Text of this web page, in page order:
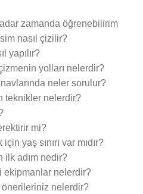
zamanda öğrenebilirim
nasıl çizilir?
yapılır?
yolları nelerdir?
neler sorulur?
teknikler nelerdir?
mi?
yaş sınırı var mıdır?
ilk adım nedir?
ekipmanlar nelerdir?
nelerdir?